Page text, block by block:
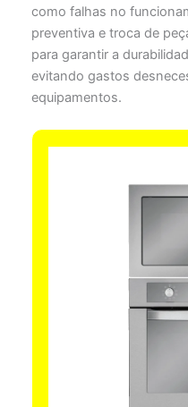
como falhas no
preventiva e troca de
para garantir a
evitando gastos
equipamentos.